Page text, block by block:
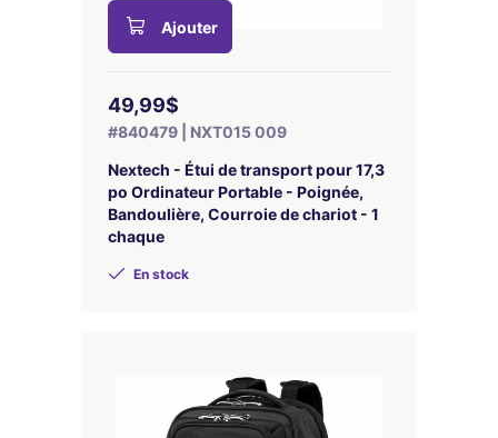
Ajouter
49,99$
#840479 | NXT015 009
Nextech - Étui de transport pour 17,3
po Ordinateur Portable - Poignée,
Bandoulière, Courroie de chariot - 1
chaque
En stock